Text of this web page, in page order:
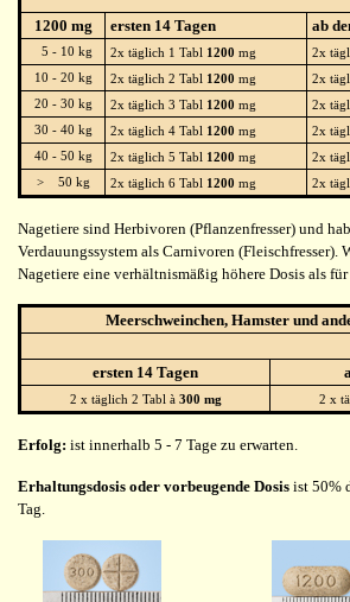
1200 mg ersten 14 Tagen ab
5 - 10 kg 2x täglich 1 Tabl 1200 mg 2x
10 - 20 kg
2x täglich 2 Tabl 1200 mg 2x
20 - 30 kg
2x täglich 3 Tabl 1200 mg 2x
30 - 40 kg
2x täglich 4 Tabl 1200 mg 2x
40 - 50 kg
2x täglich 5 Tabl 1200 mg 2x
> 50 kg
2x täglich 6 Tabl 1200 mg 2x
Nagetiere sind Herbivoren (Pflanzenfresser) und
Verdauungssystem als Carnivoren (Fleischfresser).
Nagetiere eine verhältnismäßig höhere Dosis als
Meerschweinchen, Hamster und
ersten 14 Tagen
2 x täglich 2 Tabl à 300 mg 2 x
Erfolg: ist innerhalb 5 - 7 Tage zu erwarten.
Erhaltungsdosis oder vorbeugende Dosis ist 50%
Tag.